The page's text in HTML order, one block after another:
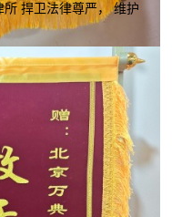
捍卫法律尊严， 维护